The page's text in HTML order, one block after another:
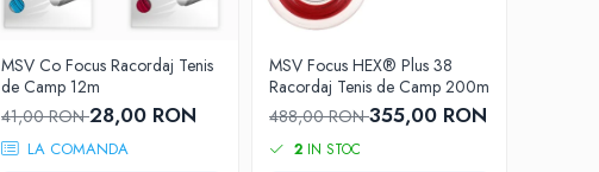
MSV Co Focus Racordaj Tenis
de Camp 12m
41,00 RON28,00 RON
LA COMANDA
MSV Focus HEX® Plus 38
Racordaj Tenis de Camp 200m
488,00 RON355,00 RON
2 IN STOC